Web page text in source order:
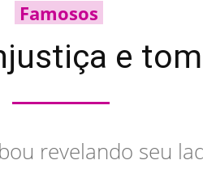
Famosos
e
revelando seu